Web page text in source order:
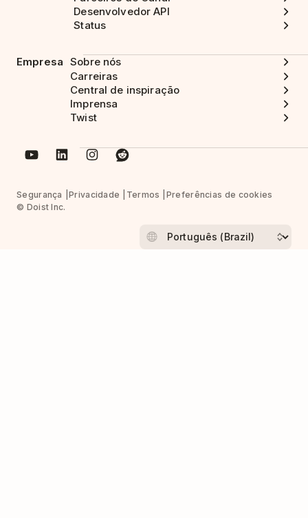
Desenvolvedor API
Status
Empresa Sobre nós
Carreiras
Central de inspiração
Imprensa
Twist
Segurança Privacidade Termos
Preferências de cookies
© Doist Inc.